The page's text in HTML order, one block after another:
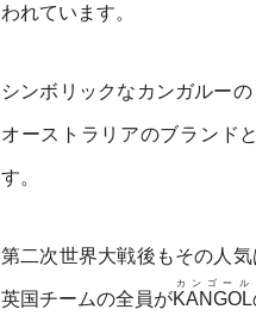
われています。
シンボリックなカンガルー
オーストラリアのブランド
す。
第二次世界大戦後もその人
英国チームの全員がKANGOL
カンゴール